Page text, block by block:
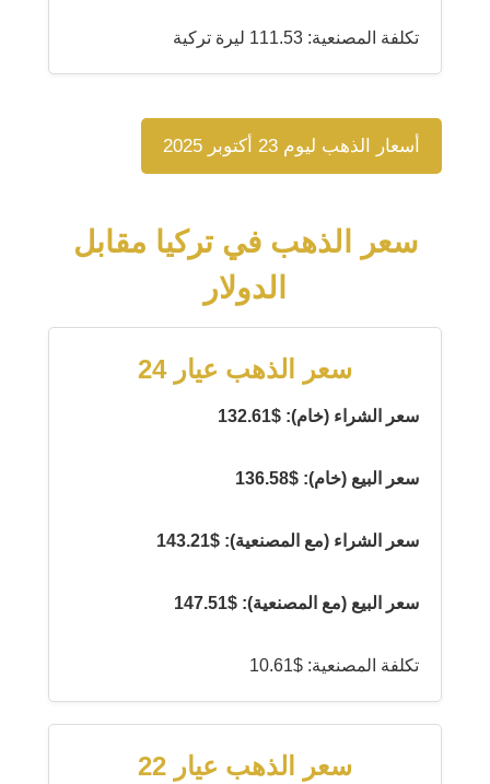
تكلفة المصنعية: 111.53 ليرة تركية
أسعار الذهب ليوم 23 أكتوبر 2025
سعر الذهب في تركيا مقابل
الدولار
سعر الذهب عيار 24
سعر الشراء (خام): $132.61
سعر البيع (خام): $136.58
سعر الشراء (مع المصنعية): $143.21
سعر البيع (مع المصنعية): $147.51
تكلفة المصنعية: $10.61
سعر الذهب عيار 22